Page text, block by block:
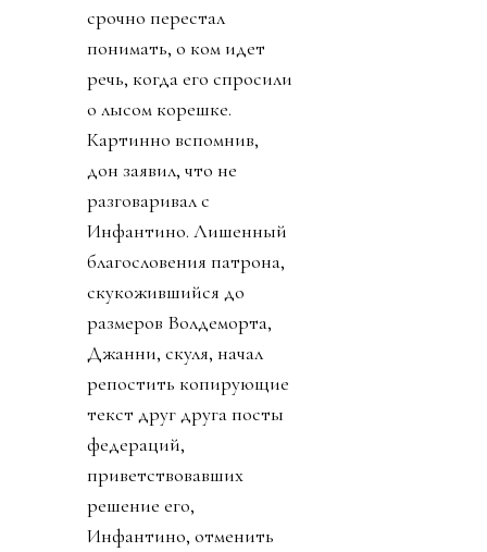
срочно перестал
понимать, о ком идет
речь, когда его спросили
о лысом корешке.
Картинно вспомнив,
дон заявил, что не
разговаривал с
Инфантино. Лишенный
благословения патрона,
скукожившийся до
размеров Волдеморта,
Джанни, скуля, начал
репостить копирующие
текст друг друга посты
федераций,
приветствовавших
решение его,
Инфантино, отменить